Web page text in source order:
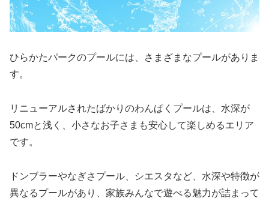
ひらかたパークのプールには、さまざまなプールがありま
す。
リニューアルされたばかりのわんぱくプールは、水深が
50cmと浅く、小さなお子さまも安心して楽しめるエリア
です。
ドンブラーやなぎさプール、シエスタなど、水深や特徴が
異なるプールがあり、家族みんなで遊べる魅力が詰まって